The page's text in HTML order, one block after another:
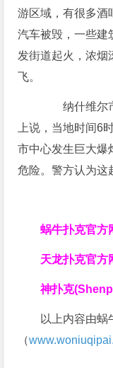
游区域，有很多酒
汽车被毁，一些建
发街道起火，浓烟
飞。
纳什维尔市
上说，当地时间6
市中心发生巨大爆
危险。警方认为这
蜗牛扑克官方
天龙扑克官方
神扑克
以上内容由蜗
（